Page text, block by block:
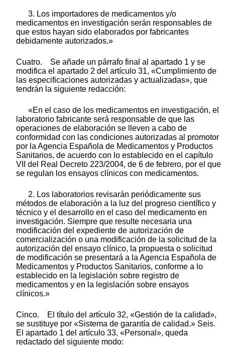
3. Los importadores de medicamentos y/o
medicamentos en investigación serán responsables de
que estos hayan sido elaborados por fabricantes
debidamente autorizados.»
Cuatro. Se añade un párrafo final al apartado 1 y se
modifica el apartado 2 del artículo 31, «Cumplimiento de
las especificaciones autorizadas y actualizadas», que
tendrán la siguiente redacción:
«En el caso de los medicamentos en investigación, el
laboratorio fabricante será responsable de que las
operaciones de elaboración se lleven a cabo de
conformidad con las condiciones autorizadas al promotor
por la Agencia Española de Medicamentos y Productos
Sanitarios, de acuerdo con lo establecido en el capítulo
VII del Real Decreto 223/2004, de 6 de febrero, por el que
se regulan los ensayos clínicos con medicamentos.
2. Los laboratorios revisarán periódicamente sus
métodos de elaboración a la luz del progreso científico y
técnico y el desarrollo en el caso del medicamento en
investigación. Siempre que resulte necesaria una
modificación del expediente de autorización de
comercialización o una modificación de la solicitud de la
autorización del ensayo clínico, la propuesta o solicitud
de modificación se presentará a la Agencia Española de
Medicamentos y Productos Sanitarios, conforme a lo
establecido en la legislación sobre registro de
medicamentos y en la legislación sobre ensayos
clínicos.»
Cinco. El título del artículo 32, «Gestión de la calidad»,
se sustituye por «Sistema de garantía de calidad.» Seis.
El apartado 1 del artículo 33, «Personal», queda
redactado del siguiente modo: